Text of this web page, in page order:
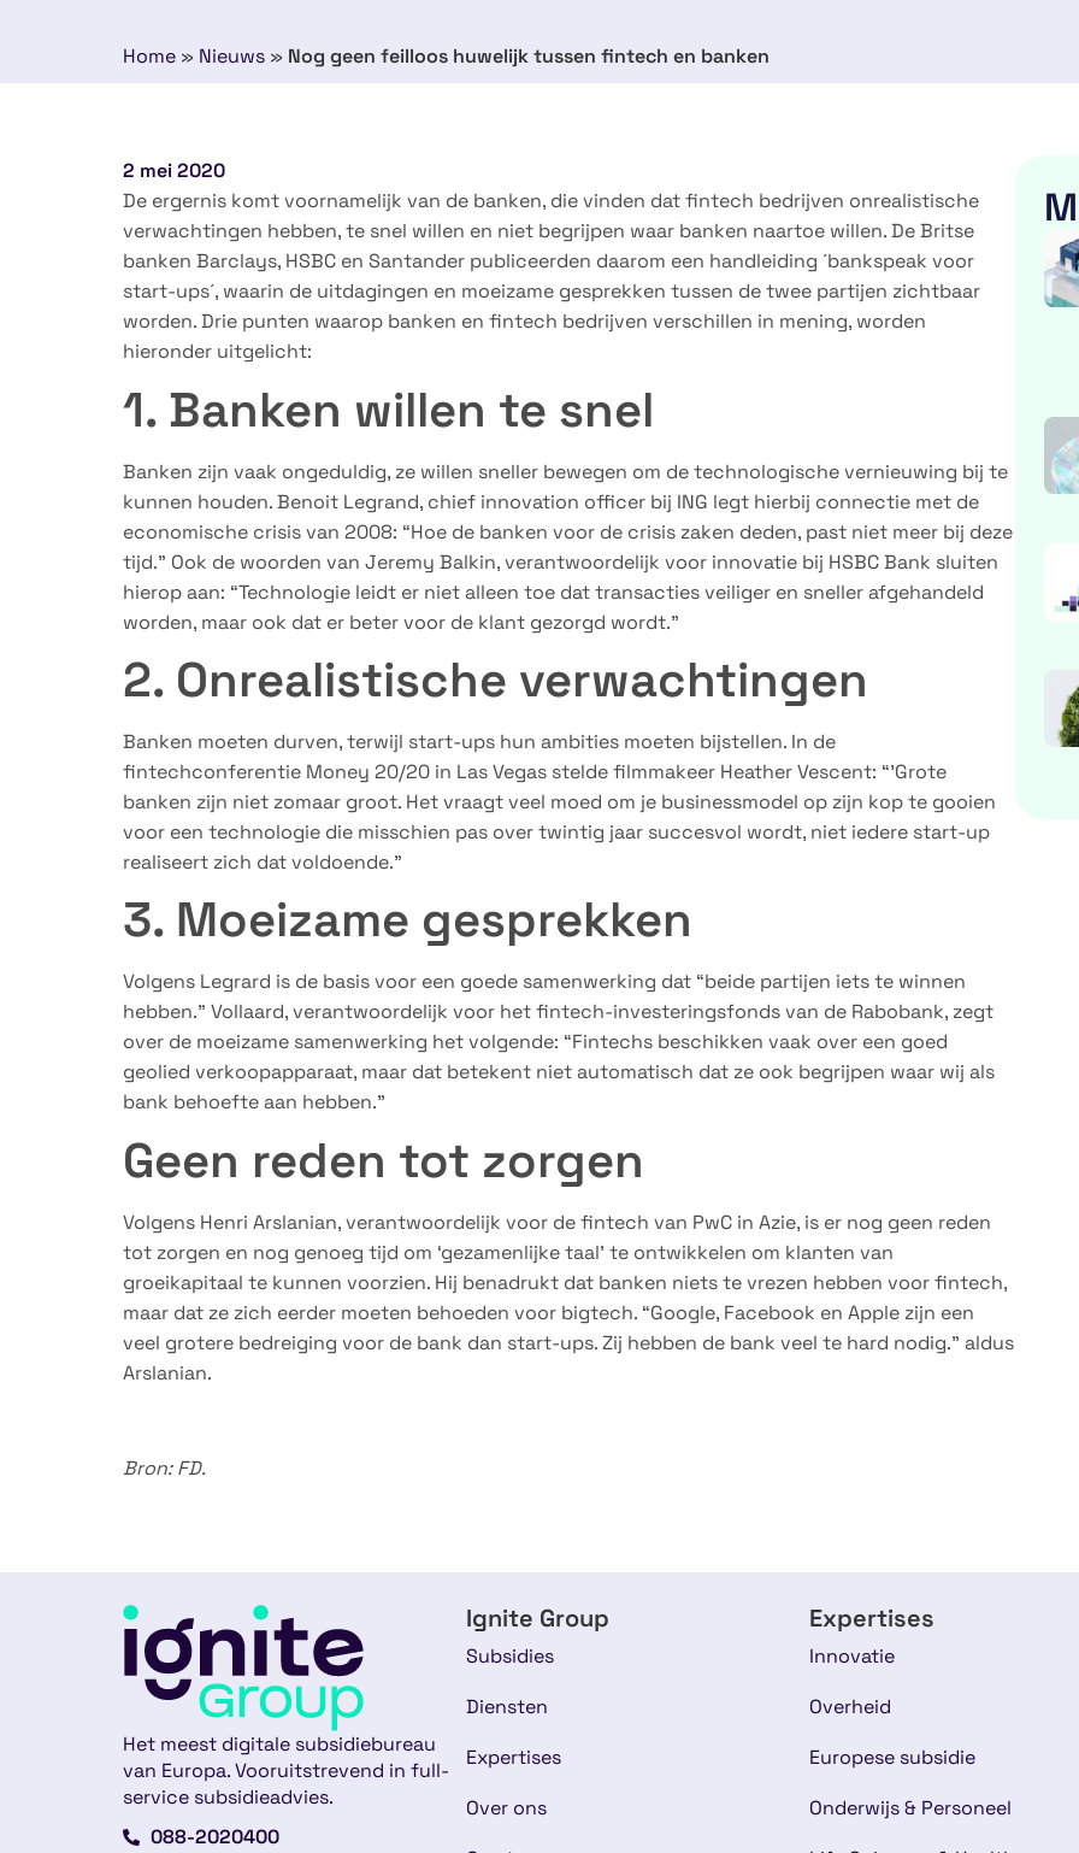
Home » Nieuws » Nog geen feilloos huwelijk tussen fintech en banken
2 mei 2020
De ergernis komt voornamelijk van de banken, die vinden dat fintech bedrijven onrealistische
verwachtingen hebben, te snel willen en niet begrijpen waar banken naartoe willen. De Britse
banken Barclays, HSBC en Santander publiceerden daarom een handleiding ´bankspeak voor
start-ups´, waarin de uitdagingen en moeizame gesprekken tussen de twee partijen zichtbaar
worden. Drie punten waarop banken en fintech bedrijven verschillen in mening, worden
hieronder uitgelicht:
1. Banken willen te snel
Banken zijn vaak ongeduldig, ze willen sneller bewegen om de technologische vernieuwing bij te
kunnen houden. Benoit Legrand, chief innovation officer bij ING legt hierbij connectie met de
economische crisis van 2008: “Hoe de banken voor de crisis zaken deden, past niet meer bij deze
tijd.” Ook de woorden van Jeremy Balkin, verantwoordelijk voor innovatie bij HSBC Bank sluiten
hierop aan: “Technologie leidt er niet alleen toe dat transacties veiliger en sneller afgehandeld
worden, maar ook dat er beter voor de klant gezorgd wordt.”
2. Onrealistische verwachtingen
Banken moeten durven, terwijl start-ups hun ambities moeten bijstellen. In de
fintechconferentie Money 20/20 in Las Vegas stelde filmmakeer Heather Vescent: “’Grote
banken zijn niet zomaar groot. Het vraagt veel moed om je businessmodel op zijn kop te gooien
voor een technologie die misschien pas over twintig jaar succesvol wordt, niet iedere start-up
realiseert zich dat voldoende.”
3. Moeizame gesprekken
Volgens Legrard is de basis voor een goede samenwerking dat “beide partijen iets te winnen
hebben.” Vollaard, verantwoordelijk voor het fintech-investeringsfonds van de Rabobank, zegt
over de moeizame samenwerking het volgende: “Fintechs beschikken vaak over een goed
geolied verkoopapparaat, maar dat betekent niet automatisch dat ze ook begrijpen waar wij als
bank behoefte aan hebben.”
Geen reden tot zorgen
Volgens Henri Arslanian, verantwoordelijk voor de fintech van PwC in Azie, is er nog geen reden
tot zorgen en nog genoeg tijd om ‘gezamenlijke taal’ te ontwikkelen om klanten van
groeikapitaal te kunnen voorzien. Hij benadrukt dat banken niets te vrezen hebben voor fintech,
maar dat ze zich eerder moeten behoeden voor bigtech. “Google, Facebook en Apple zijn een
veel grotere bedreiging voor de bank dan start-ups. Zij hebben de bank veel te hard nodig.” aldus
Arslanian.
Bron: FD.
Het meest digitale subsidiebureau
van Europa. Vooruitstrevend in full-
service subsidieadvies.
088-2020400
Ignite Group
Subsidies
Diensten
Expertises
Over ons
Expertises
Innovatie
Overheid
Europese subsidie
Onderwijs & Personeel